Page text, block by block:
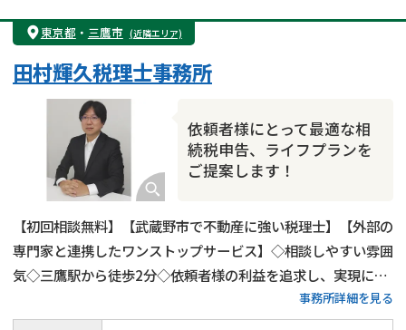
遺産分割
遺留分侵害額請求
相続税申告
相続手続き
銀行手続き
成年後見・任意後見
贈与税
相続人調査
相続トラブル
東京都 ・ 三鷹市 (近隣エリア)
依頼者様にとって最適な相
続税申告、ライフプランを
ご提案します！
田村輝久税理士事務所
【初回相談無料】【武蔵野市で不動産に強い税理士】【外部の
専門家と連携したワンストップサービス】◇相談しやすい雰囲
気◇三鷹駅から徒歩2分◇依頼者様の利益を追求し、実現に全
事務所詳細を見る